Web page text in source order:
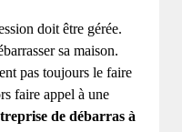
doit être gérée.
sa maison.
pas toujours le faire
faire appel à une
de débarras à